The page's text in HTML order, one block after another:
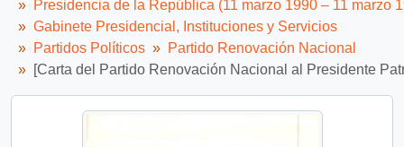
Presidencia de la República (11 marzo 1990 – 11 marzo
Gabinete Presidencial, Instituciones y Servicios
Partidos Políticos
Partido Renovación Nacional
[Carta del Partido Renovación Nacional al Presidente